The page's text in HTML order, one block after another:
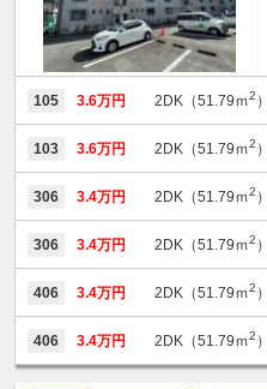
105 3.6万円 2DK（51.79ｍ2 ）
103 3.6万円 2DK（51.79ｍ2 ）
306 3.4万円 2DK（51.79ｍ2 ）
306 3.4万円 2DK（51.79ｍ2 ）
406 3.4万円 2DK（51.79ｍ2 ）
406 3.4万円 2DK（51.79ｍ2 ）